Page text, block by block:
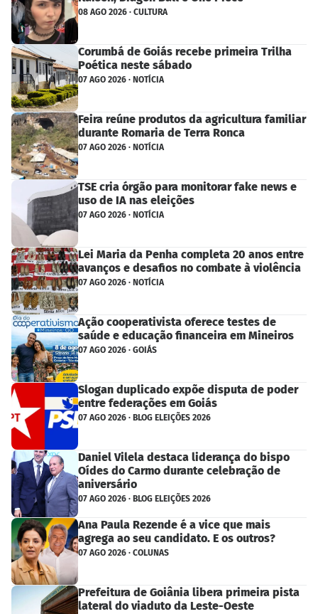
08 AGO 2026 · CULTURA
Corumbá de Goiás recebe primeira Trilha
Poética neste sábado
07 AGO 2026 · NOTÍCIA
Feira reúne produtos da agricultura familiar
durante Romaria de Terra Ronca
07 AGO 2026 · NOTÍCIA
TSE cria órgão para monitorar fake news e
uso de IA nas eleições
07 AGO 2026 · NOTÍCIA
Lei Maria da Penha completa 20 anos entre
avanços e desafios no combate à violência
07 AGO 2026 · NOTÍCIA
Ação cooperativista oferece testes de
saúde e educação financeira em Mineiros
07 AGO 2026 · GOIÁS
Slogan duplicado expõe disputa de poder
entre federações em Goiás
07 AGO 2026 · BLOG ELEIÇÕES 2026
Daniel Vilela destaca liderança do bispo
Oídes do Carmo durante celebração de
aniversário
07 AGO 2026 · BLOG ELEIÇÕES 2026
Ana Paula Rezende é a vice que mais
agrega ao seu candidato. E os outros?
07 AGO 2026 · COLUNAS
Prefeitura de Goiânia libera primeira pista
lateral do viaduto da Leste-Oeste